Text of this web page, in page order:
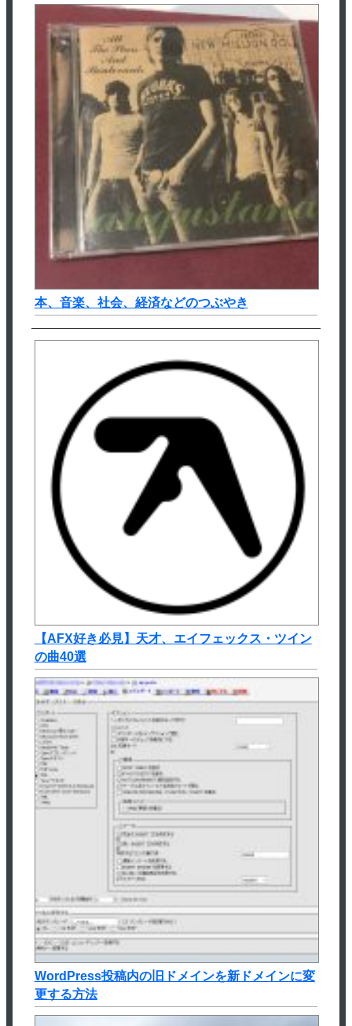
本、音楽、社会、経済などのつぶやき
【AFX好き必見】天才、エイフェックス・ツイン
の曲40選
WordPress投稿内の旧ドメインを新ドメインに変
更する方法